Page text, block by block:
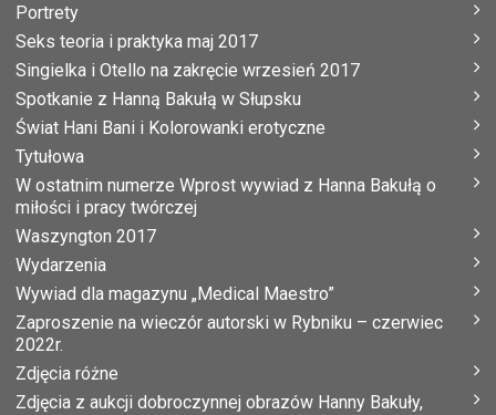
Portrety
Seks teoria i praktyka maj 2017
Singielka i Otello na zakręcie wrzesień 2017
Spotkanie z Hanną Bakułą w Słupsku
Świat Hani Bani i Kolorowanki erotyczne
Tytułowa
W ostatnim numerze Wprost wywiad z Hanna Bakułą o
miłości i pracy twórczej
Waszyngton 2017
Wydarzenia
Wywiad dla magazynu „Medical Maestro”
Zaproszenie na wieczór autorski w Rybniku – czerwiec
2022r.
Zdjęcia różne
Zdjęcia z aukcji dobroczynnej obrazów Hanny Bakuły,